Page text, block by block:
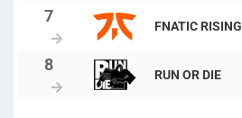
FNATIC RISING
RUN OR DIE